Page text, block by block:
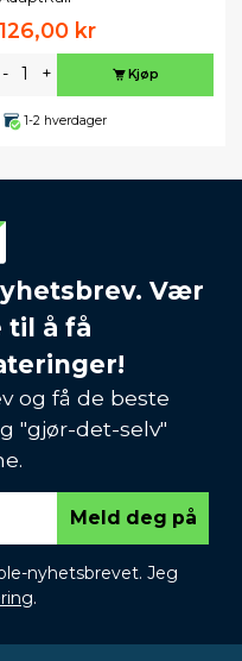
126,00 kr
- + Kjøp
1-2 hverdager
Vær
til å få
og få de beste
"gjør-det-selv"
Meld deg på
nyhetsbrevet. Jeg
.